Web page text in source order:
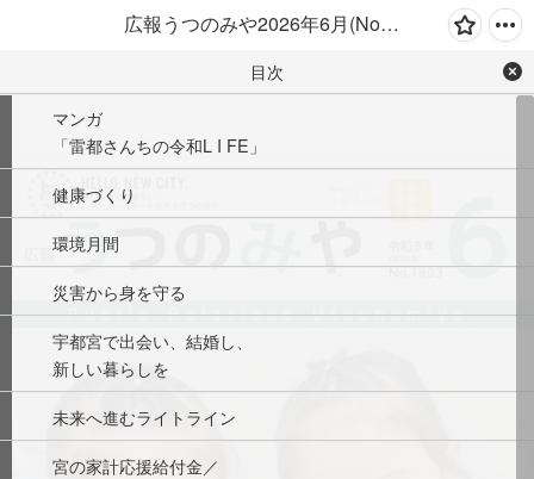
広報うつのみや2026年6月(No.1803)
目次
マンガ
「雷都さんちの令和L I FE」
健康づくり
環境月間
災害から身を守る
宇都宮で出会い、結婚し、
新しい暮らしを
未来へ進むライトライン
宮の家計応援給付金／